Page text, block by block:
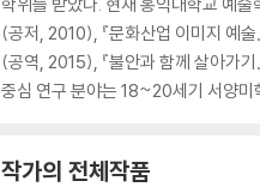
(공저, 2010), 『문화산업 이미지 예
(공역, 2015), 『불안과 함께 살아가
중심 연구 분야는 18~20세기 서양미
작가의 전체작품